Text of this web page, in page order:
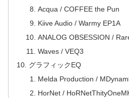
Acqua / COFFEE the Pun
Kiive Audio / Warmy EP1A
ANALOG OBSESSION /
Waves / VEQ3
グラフィックEQ
Melda Production /
HorNet /